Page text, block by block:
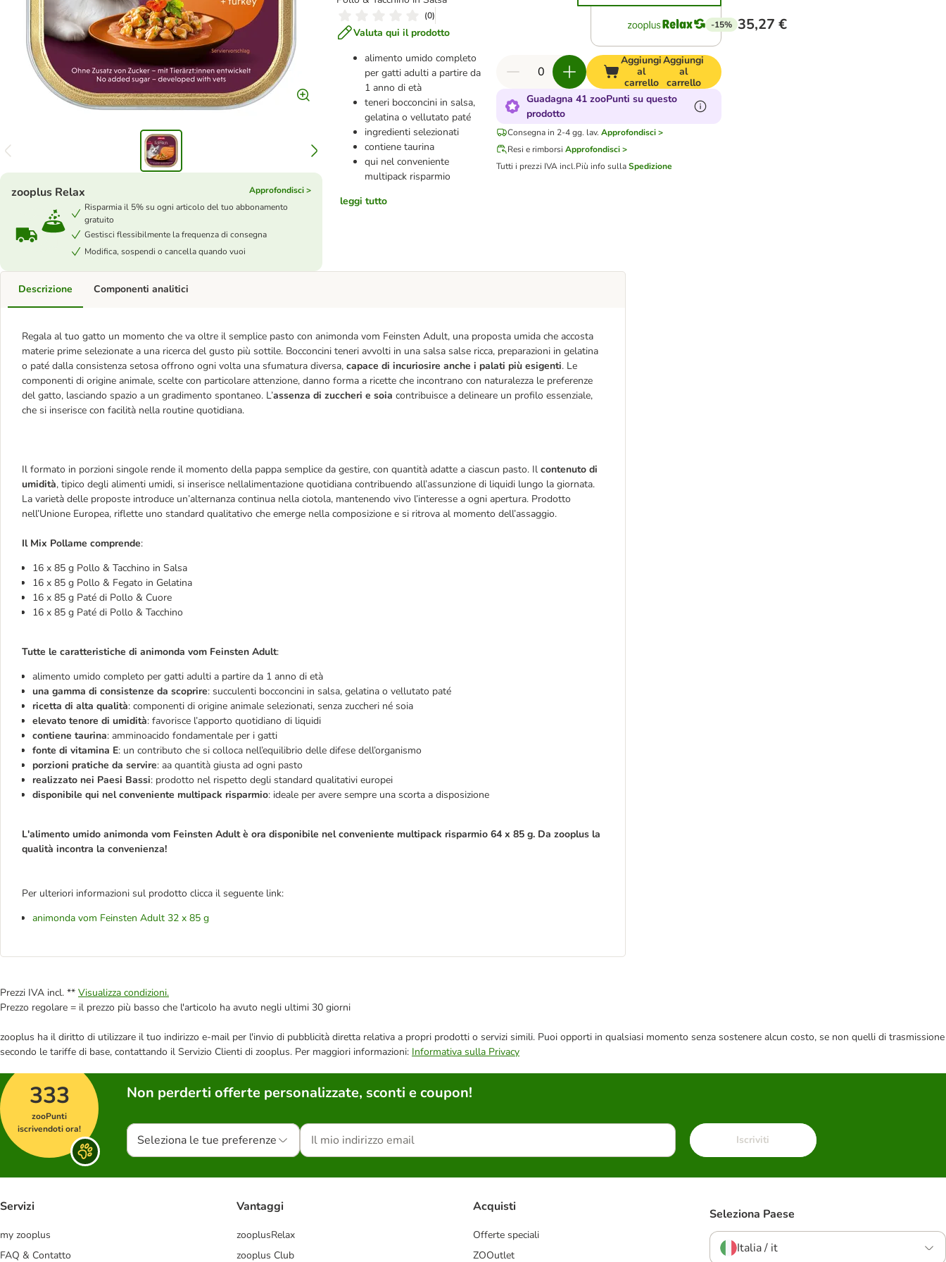
(0)
Valuta qui il prodotto
alimento umido completo
per gatti adulti a partire da
1 anno di età
teneri bocconcini in salsa,
gelatina o vellutato paté
ingredienti selezionati
contiene taurina
qui nel conveniente
multipack risparmio
leggi tutto
zooplus Relax
Approfondisci >
Risparmia il 5% su ogni articolo del tuo abbonamento
gratuito
Gestisci flessibilmente la frequenza di consegna
Modifica, sospendi o cancella quando vuoi
-15% 35,27 €
Aggiungi
al
carrello
Aggiungi
al
carrello
Guadagna 41 zooPunti su questo
prodotto
Consegna in 2-4 gg. lav. Approfondisci >
Resi e rimborsi Approfondisci >
Tutti i prezzi IVA incl.Più info sullaSpedizione
Descrizione
Regala al tuo gatto un momento che va oltre il semplice pasto con animonda vom Feinsten Adult, una proposta umida che accosta
materie prime selezionate a una ricerca del gusto più sottile. Bocconcini teneri avvolti in una salsa salse ricca, preparazioni in gelatina
o paté dalla consistenza setosa offrono ogni volta una sfumatura diversa, capace di incuriosire anche i palati più esigenti. Le
componenti di origine animale, scelte con particolare attenzione, danno forma a ricette che incontrano con naturalezza le preferenze
del gatto, lasciando spazio a un gradimento spontaneo. L’assenza di zuccheri e soia contribuisce a delineare un profilo essenziale,
che si inserisce con facilità nella routine quotidiana.
Il formato in porzioni singole rende il momento della pappa semplice da gestire, con quantità adatte a ciascun pasto. Il contenuto di
umidità, tipico degli alimenti umidi, si inserisce nellalimentazione quotidiana contribuendo all’assunzione di liquidi lungo la giornata.
La varietà delle proposte introduce un’alternanza continua nella ciotola, mantenendo vivo l’interesse a ogni apertura. Prodotto
nell’Unione Europea, riflette uno standard qualitativo che emerge nella composizione e si ritrova al momento dell’assaggio.
Il Mix Pollame comprende:
16 x 85 g Pollo & Tacchino in Salsa
16 x 85 g Pollo & Fegato in Gelatina
16 x 85 g Paté di Pollo & Cuore
16 x 85 g Paté di Pollo & Tacchino
Tutte le caratteristiche di animonda vom Feinsten Adult:
alimento umido completo per gatti adulti a partire da 1 anno di età
una gamma di consistenze da scoprire: succulenti bocconcini in salsa, gelatina o vellutato paté
ricetta di alta qualità: componenti di origine animale selezionati, senza zuccheri né soia
elevato tenore di umidità: favorisce l’apporto quotidiano di liquidi
contiene taurina: amminoacido fondamentale per i gatti
fonte di vitamina E: un contributo che si colloca nell’equilibrio delle difese dell’organismo
porzioni pratiche da servire: aa quantità giusta ad ogni pasto
realizzato nei Paesi Bassi: prodotto nel rispetto degli standard qualitativi europei
disponibile qui nelconveniente multipack risparmio: ideale per avere sempre una scorta a disposizione
L'alimento umido animonda vom Feinsten Adultè ora disponibile nel conveniente multipack risparmio 64 x 85 g. Da zooplus la
qualità incontra la convenienza!
Per ulteriori informazioni sul prodotto clicca il seguente link:
animonda vom Feinsten Adult 32 x 85 g
Componenti analitici
Prezzi IVA incl. ** Visualizza condizioni.
Prezzo regolare = il prezzo più basso che l'articolo ha avuto negli ultimi 30 giorni
zooplus ha il diritto di utilizzare il tuo indirizzo e-mail per l'invio di pubblicità diretta relativa a propri prodotti o servizi simili. Puoi opporti in qualsiasi momento senza sostenere alcun costo, se non quelli di trasmissione
secondo le tariffe di base, contattando il Servizio Clienti di zooplus. Per maggiori informazioni: Informativa sulla Privacy
333
zooPunti
iscrivendoti ora!
Non perderti offerte personalizzate, sconti e coupon!
Seleziona le tue preferenze Iscriviti
Servizi
my zooplus
FAQ & Contatto
Vantaggi
zooplusRelax
zooplus Club
Acquisti
Offerte speciali
ZOOutlet
Seleziona Paese
Italia / it